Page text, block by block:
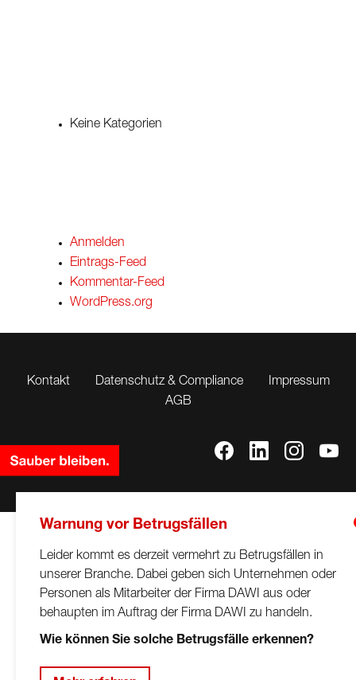
Keine Kategorien
Anmelden
Eintrags-Feed
Kommentar-Feed
WordPress.org
Warnung vor Betrugsfällen
Leider kommt es derzeit vermehrt zu Betrugsfällen in
unserer Branche. Dabei geben sich Unternehmen oder
Personen als Mitarbeiter der Firma DAWI aus oder
behaupten im Auftrag der Firma DAWI zu handeln.
Wie können Sie solche Betrugsfälle erkennen?
Kontakt Datenschutz & Compliance
Impressum
AGB